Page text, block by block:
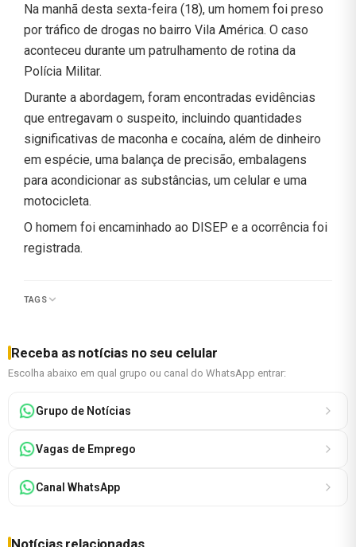
Na manhã desta sexta-feira (18), um homem foi preso
por tráfico de drogas no bairro Vila América. O caso
aconteceu durante um patrulhamento de rotina da
Polícia Militar.
Durante a abordagem, foram encontradas evidências
que entregavam o suspeito, incluindo quantidades
significativas de maconha e cocaína, além de dinheiro
em espécie, uma balança de precisão, embalagens
para acondicionar as substâncias, um celular e uma
motocicleta.
O homem foi encaminhado ao DISEP e a ocorrência foi
registrada.
TAGS
Receba as notícias no seu celular
Escolha abaixo em qual grupo ou canal do WhatsApp entrar:
Grupo de Notícias
Vagas de Emprego
Canal WhatsApp
Notícias relacionadas